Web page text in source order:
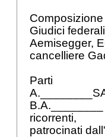
Composizione
Giudici
Aemisegger,
cancelliere
Parti
ricorrenti,
patrocinati